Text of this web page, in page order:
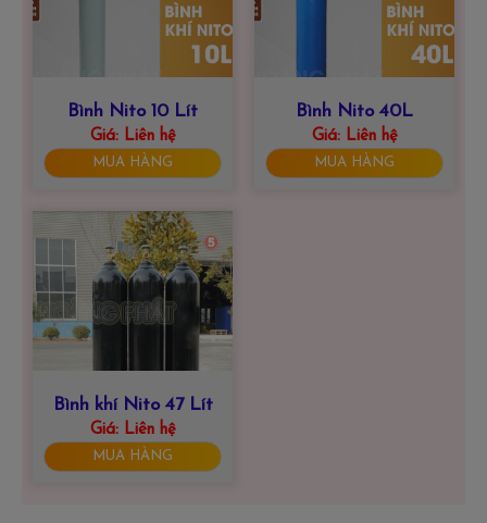
Bình Nito 10 Lít
Giá:Liên hệ
MUA HÀNG
Bình Nito 40L
Giá:Liên hệ
MUA HÀNG
Bình khí Nito 47 Lít
Giá:Liên hệ
MUA HÀNG